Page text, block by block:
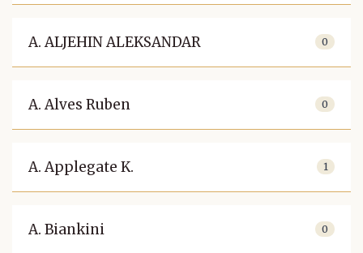
A. ALJEHIN ALEKSANDAR 0
A. Alves Ruben 0
A. Applegate K. 1
A. Biankini 0